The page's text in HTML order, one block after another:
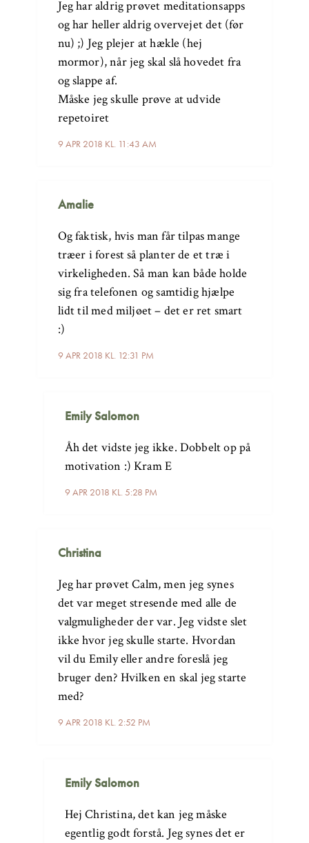
9 APR 2018 KL. 11:43 AM
Jeg har aldrig prøvet meditationsapps
og har heller aldrig overvejet det (før
nu) ;) Jeg plejer at hækle (hej
mormor), når jeg skal slå hovedet fra
og slappe af.
Måske jeg skulle prøve at udvide
repetoiret
Amalie
9 APR 2018 KL. 12:31 PM
Og faktisk, hvis man får tilpas mange
træer i forest så planter de et træ i
virkeligheden. Så man kan både holde
sig fra telefonen og samtidig hjælpe
lidt til med miljøet – det er ret smart
:)
Emily Salomon
9 APR 2018 KL. 5:28 PM
Åh det vidste jeg ikke. Dobbelt op på
motivation :) Kram E
Christina
9 APR 2018 KL. 2:52 PM
Jeg har prøvet Calm, men jeg synes
det var meget stresende med alle de
valgmuligheder der var. Jeg vidste slet
ikke hvor jeg skulle starte. Hvordan
vil du Emily eller andre foreslå jeg
bruger den? Hvilken en skal jeg starte
med?
Emily Salomon
Hej Christina, det kan jeg måske
egentlig godt forstå. Jeg synes det er